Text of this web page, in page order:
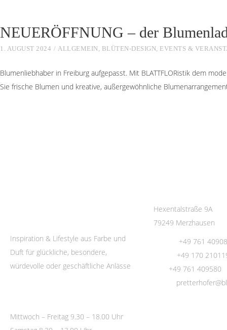
NEUERÖFFNUNG – der
1. AUGUST 2024 ALLGEMEIN BLÜTEN-DESIGN EVENTS &
Blumenliebhaber in Freiburg aufgepasst. Mit BLATTFLORistik dem
Sie frische Blumen und kreative, außergewöhnliche
Inspiration & Lifestyle aus Farbe und
Duft für glückliche, besondere,
würdevolle oder geschäftliche Anlässe
Mittwoch – Freitag 9.30 – 18.00 Uhr
Hexentalstraße 9A
79249 Merzhausen
+49 761
+49 170
+49 761 409580